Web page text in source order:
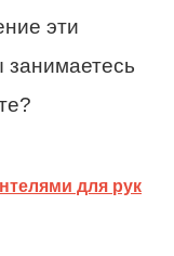
эти
для рук